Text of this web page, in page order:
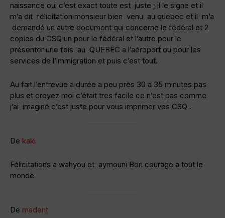
naissance oui c’est exact toute est juste ; il le signe et il
m’a dit félicitation monsieur bien venu au quebec et il m’a
demandé un autre document qui concerne le fédéral et 2
copies du CSQ un pour le fédéral et l’autre pour le
présenter une fois au QUEBEC a l’aéroport ou pour les
services de l’immigration et puis c’est tout.
Au fait l’entrevue a durée a peu près 30 a 35 minutes pas
plus et croyez moi c’était tres facile ce n’est pas comme
j’ai imaginé c’est juste pour vous imprimer vos CSQ .
De kaki
Félicitations a wahyou et aymouni Bon courage a tout le
monde
De madent